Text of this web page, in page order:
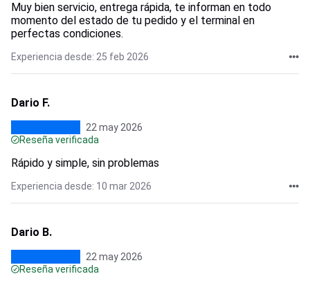
Muy bien servicio, entrega rápida, te informan en todo
momento del estado de tu pedido y el terminal en
perfectas condiciones.
Experiencia desde: 25 feb 2026
Dario F.
22 may 2026
Reseña verificada
Rápido y simple, sin problemas
Experiencia desde: 10 mar 2026
Dario B.
22 may 2026
Reseña verificada